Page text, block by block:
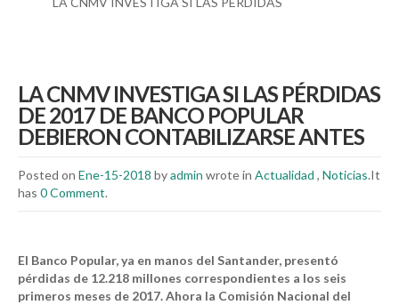
LA CNMV INVESTIGA SI LAS PÉRDIDAS
DE 2017 DE BANCO POPULAR
DEBIERON CONTABILIZARSE ANTES
Posted on Ene-15-2018 byadmin wrote in Actualidad , Noticias.It
has 0 Comment.
El Banco Popular, ya en manos del Santander, presentó
pérdidas de 12.218 millones correspondientes a los seis
primeros meses de 2017. Ahora la Comisión Nacional del